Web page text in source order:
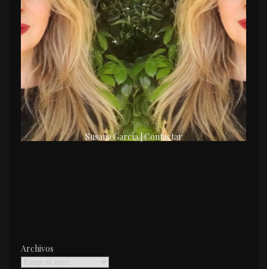
Susana García | Contactar
Archivos